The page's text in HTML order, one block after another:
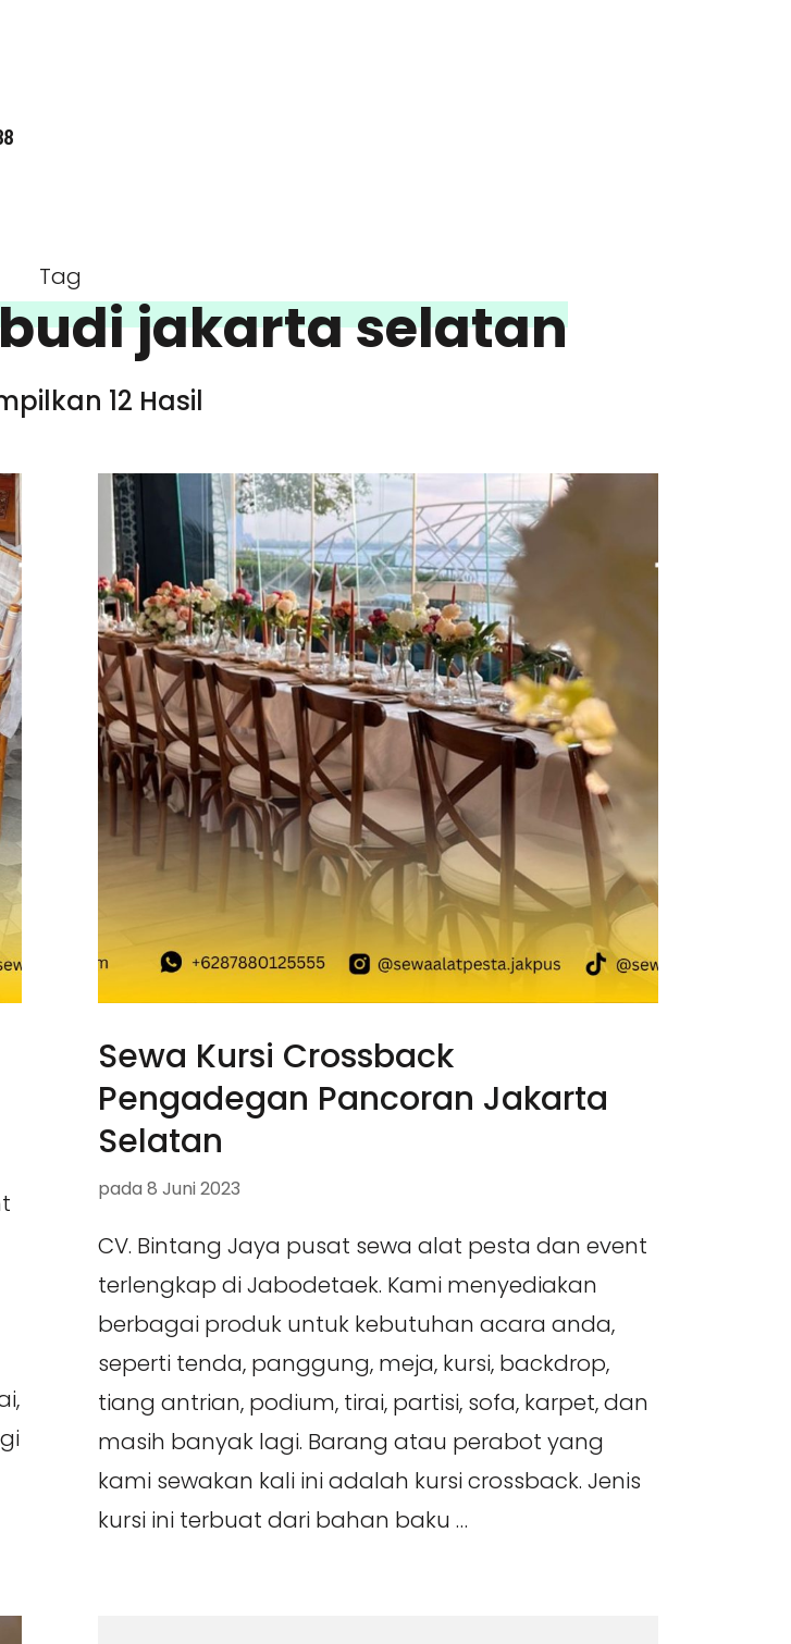
Tag
jakarta selatan
12 Hasil
Sewa Kursi Crossback
Pengadegan Pancoran Jakarta
Selatan
pada 8 Juni 2023
CV. Bintang Jaya pusat sewa alat pesta dan event
terlengkap di Jabodetaek. Kami menyediakan
berbagai produk untuk kebutuhan acara anda,
seperti tenda, panggung, meja, kursi, backdrop,
tiang antrian, podium, tirai, partisi, sofa, karpet, dan
masih banyak lagi. Barang atau perabot yang
kami sewakan kali ini adalah kursi crossback. Jenis
kursi ini terbuat dari bahan baku …